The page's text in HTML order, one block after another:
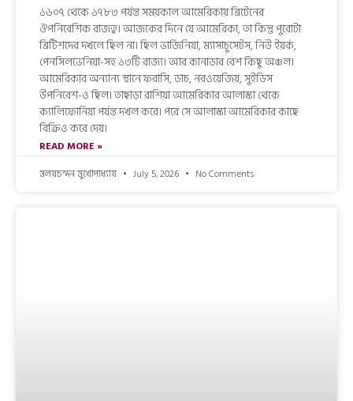
১৬০৭ থেকে ১৭৮৩ পর্যন্ত সময়কাল আমেরিকায় ব্রিটেনের
ঔপনিবেশিক রাজত্ব। আজকের দিনে যে আমেরিকা, তা কিন্তু পুরোটা
ব্রিটিশদের দখলে ছিল না। ছিল ভার্জিনিয়া, ম্যাসাচুসেটস, নিউ ইয়র্ক,
পেনসিলভেনিয়া-সহ ১৩টি রাজ্য। আর কানাডার বেশ কিছু অঞ্চল।
আমেরিকার অন্যান্য স্থানে ফরাসি, ডাচ, নরওয়েজিয়, সুইডিস
উপনিবেশ-ও ছিল। তাছাড়া রাশিয়া আমেরিকার আলাস্কা থেকে
ক্যালিফোর্নিয়া পর্যন্ত দখল করে। পরে সে আলাস্কা আমেরিকার কাছে
বিক্রিও করে দেয়।
READ MORE »
মলয়চন্দন মুখোপাধ্যায়
July 5, 2026 No Comments